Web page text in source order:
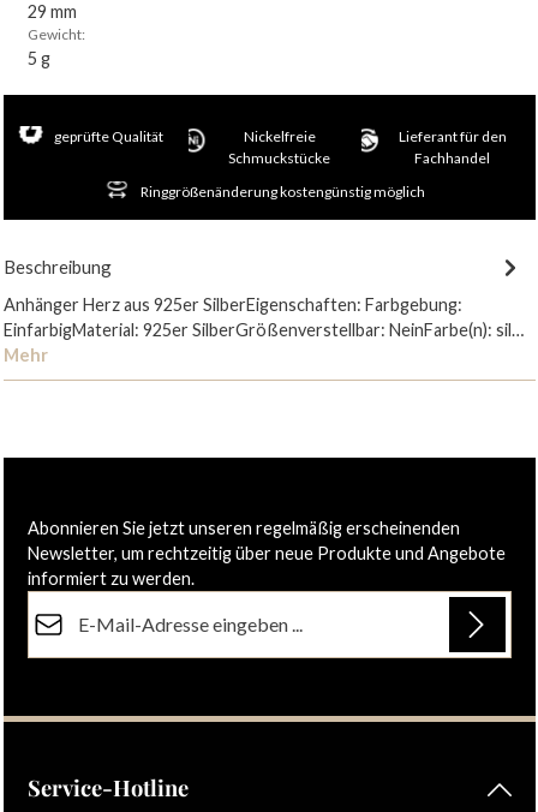
29 mm
Gewicht:
5 g
geprüfte Qualität
Nickelfreie
Schmuckstücke
Lieferant für den
Fachhandel
Ringgrößenänderung kostengünstig möglich
Beschreibung
Anhänger Herz aus 925er SilberEigenschaften: Farbgebung:
EinfarbigMaterial: 925er SilberGrößenverstellbar: NeinFarbe(n): sil…
Mehr
Abonnieren Sie jetzt unseren regelmäßig erscheinenden
Newsletter, um rechtzeitig über neue Produkte und Angebote
informiert zu werden.
Ich habe dieDatenschutzbestimmungenzur Kenntnis
Service-Hotline